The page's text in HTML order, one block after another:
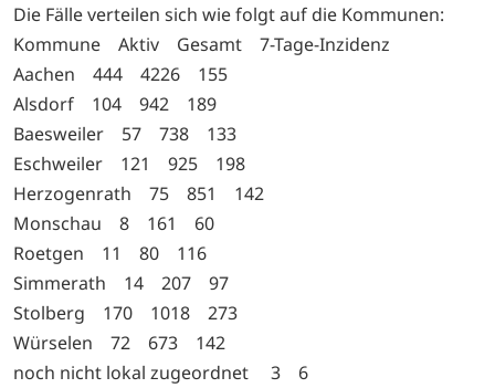
Die Fälle verteilen sich wie folgt auf die Kommunen:
Kommune Aktiv Gesamt 7-Tage-Inzidenz
Aachen 444 4226 155
Alsdorf 104 942 189
Baesweiler 57 738 133
Eschweiler 121 925 198
Herzogenrath 75 851 142
Monschau 8 161 60
Roetgen 11 80 116
Simmerath 14 207 97
Stolberg 170 1018 273
Würselen 72 673 142
noch nicht lokal zugeordnet 3 6